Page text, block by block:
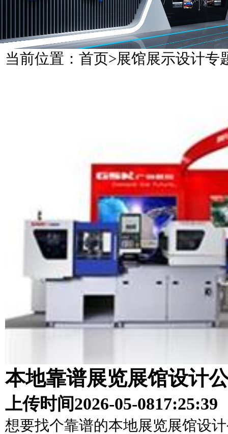
当前位置： 首页>展馆展示设计专
本地靠谱展览展馆设计
上传时间2026-05-0817:25:39
想要找个靠谱的本地展览展馆设